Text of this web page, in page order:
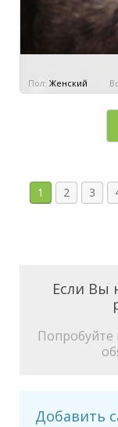
Пол: Женский
1 2 3
Если Вы
Попробуйте
Добавить